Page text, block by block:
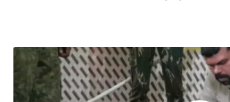
71
लाख
के